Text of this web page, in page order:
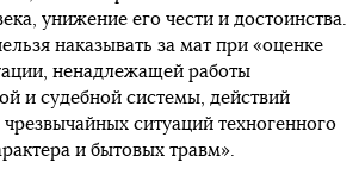
унижение его чести и достоинства.
наказывать за мат при «оценке
ненадлежащей работы
и судебной системы, действий
ситуаций техногенного
и бытовых травм».